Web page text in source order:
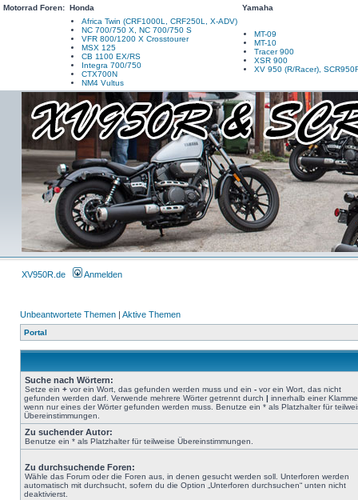
Motorrad Foren: Honda
Yamaha
Africa Twin (CRF1000L, CRF250L, X-ADV)
NC 700/750 X, NC 700/750 S
VFR 800/1200 X Crosstourer
MSX 125
CB 1100 EX/RS
Integra 700/750
CTX700N
NM4 Vultus
MT-09
MT-10
Tracer 900
XSR 900
XV 950 (R/Racer),
XV950R.de Anmelden
Unbeantwortete Themen | Aktive Themen
Portal
Suche nach Wörtern:
Setze ein + vor ein Wort, das gefunden werden muss und ein - vor ein Wort, das nicht
gefunden werden darf. Verwende mehrere Wörter getrennt durch | innerhalb einer
wenn nur eines der Wörter gefunden werden muss. Benutze ein * als Platzhalter für
Übereinstimmungen.
Zu suchender Autor:
Benutze ein * als Platzhalter für teilweise Übereinstimmungen.
Zu durchsuchende Foren:
Wähle das Forum oder die Foren aus, in denen gesucht werden soll. Unterforen werden
automatisch mit durchsucht, sofern du die Option „Unterforen durchsuchen“ unten nicht
deaktivierst.